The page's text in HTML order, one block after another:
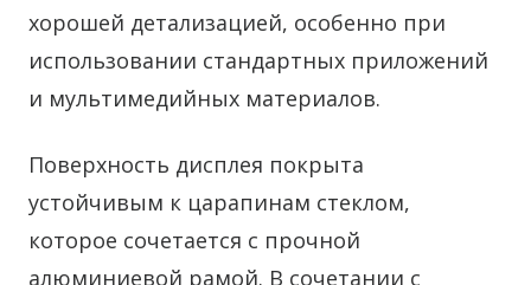
хорошей детализацией, особенно при
использовании стандартных приложений
и мультимедийных материалов.
Поверхность дисплея покрыта
устойчивым к царапинам стеклом,
которое сочетается с прочной
алюминиевой рамой. В сочетании с